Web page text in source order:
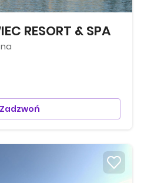
RESORT & SPA
Zadzwoń